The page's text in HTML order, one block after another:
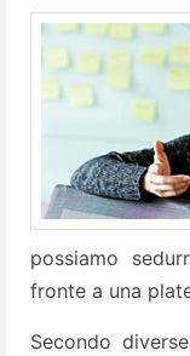
possiamo
fronte a una
Secondo